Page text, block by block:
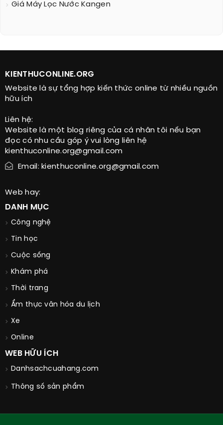
Giá Máy Lọc Nước Kangen
KIENTHUCONLINE.ORG
Website là sự tổng hợp kiến thức online từ nhiều nguồn
hữu ích
Liên hệ:
Website là một blog riêng của cá nhân tôi nếu bạn
đọc có nhu cầu góp ý vui lòng liên hệ
kienthuconline.org@gmail.com
Email: kienthuconline.org@gmail.com
Web hay:
DANH MỤC
Công nghệ
Tin học
Cuộc sống
Khám phá
Thời trang
Ẩm thực văn hóa du lịch
Xe
Online
WEB HỮU ÍCH
Danhsachcuahang.com
Thông số sản phẩm